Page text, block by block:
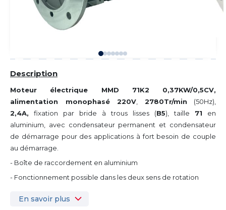
Description
Moteur électrique MMD 71K2 0,37KW/0,5CV,
alimentation monophasé 220V
2780Tr/min (50Hz),
2,4A, fixation par bride à trous lisses (B5), taille 71 en
aluminium, avec condensateur permanent et condensateur
de démarrage pour des applications à fort besoin de couple
au démarrage.
- Boîte de raccordement en aluminium
- Fonctionnement possible dans les deux sens de rotation
En savoir plus